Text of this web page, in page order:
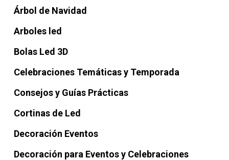
Árbol de Navidad
Arboles led
Bolas Led 3D
Celebraciones Temáticas y Temporada
Consejos y Guías Prácticas
Cortinas de Led
Decoración Eventos
Decoración para Eventos y Celebraciones